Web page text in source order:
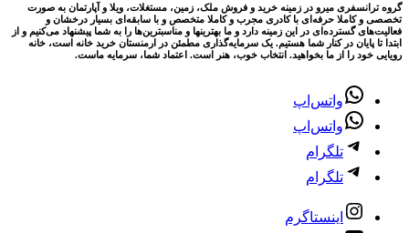
گروه ترانسفری میرو در زمینه خرید و فروش ملک، زمین، مستغلات، ویلا و آپارتمان به صورت
تخصصی و کاملا حرفه‌ای با کادری مجرب و کاملا متخصص و با سابقه‌ای بسیار درخشان و
فعالیت‌های گسترده‌ای در این زمینه دارد و ما بهترینها و مناسبترین‌ها را به شما پیشنهاد می‌کنیم و از
ابتدا تا پایان در کنار شما هستیم. یک سرمایه‌گذاری مطمئن در ارمنستان خرید خانه است، خانه
رویایی خود را از ما بخواهید. انتخاب خوب، هنر است. اعتماد شما، سرمایه ماست.
واتس‌اپ
واتس‌اپ
تلگرام
تلگرام
اینستاگرم